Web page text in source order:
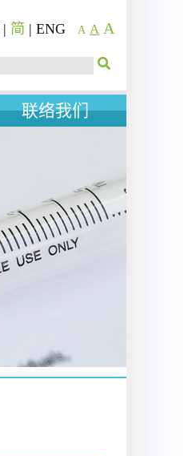
| 简 | ENG A A A
联络我们